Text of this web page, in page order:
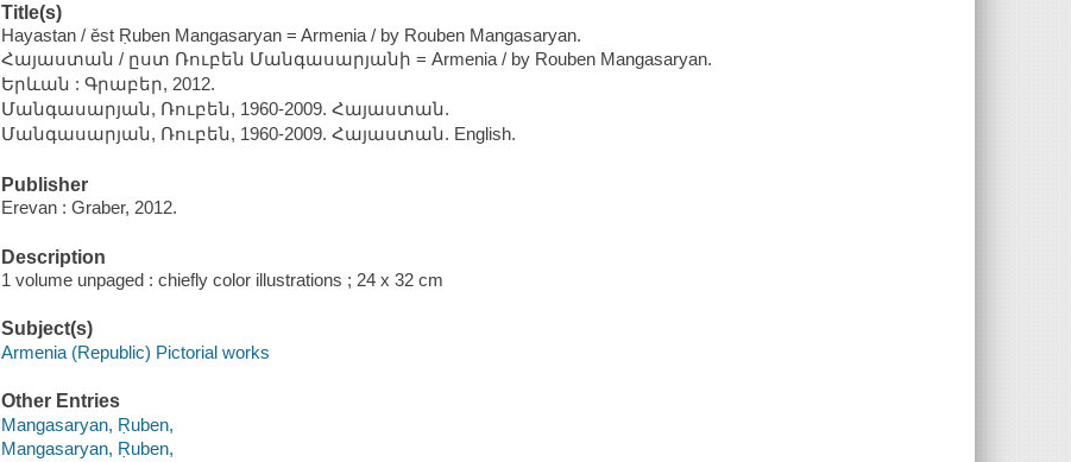
Title(s)
Hayastan / ěst Ṛuben Mangasaryan = Armenia / by Rouben Mangasaryan.
Հայաստան / ըստ Ռուբեն Մանգասարյանի = Armenia / by Rouben Mangasaryan.
Երևան : Գրաբեր, 2012.
Մանգասարյան, Ռուբեն, 1960-2009. Հայաստան.
Մանգասարյան, Ռուբեն, 1960-2009. Հայաստան. English.
Publisher
Erevan : Graber, 2012.
Description
1 volume unpaged : chiefly color illustrations ; 24 x 32 cm
Subject(s)
Armenia (Republic) Pictorial works
Other Entries
Mangasaryan, Ṛuben,
Mangasaryan, Ṛuben,